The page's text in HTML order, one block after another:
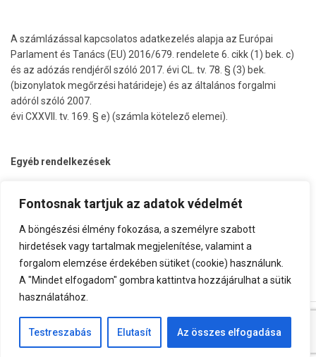
Fontosnak tartjuk az adatok védelmét
A böngészési élmény fokozása, a személyre szabott
hirdetések vagy tartalmak megjelenítése, valamint a
forgalom elemzése érdekében sütiket (cookie) használunk.
A "Mindet elfogadom" gombra kattintva hozzájárulhat a sütik
használatához.
Testreszabás Elutasít Az összes elfogadása
A számlázással kapcsolatos adatkezelés alapja az Európai
Parlament és Tanács (EU) 2016/679. rendelete 6. cikk (1) bek. c)
és az adózás rendjéről szóló 2017. évi CL. tv. 78. § (3) bek.
(bizonylatok megőrzési határideje) és az általános forgalmi
adóról szóló 2007.
évi CXXVII. tv. 169. § e) (számla kötelező elemei).
Egyéb rendelkezések
Jelen tájékoztató 2018. május 25-én lép hatályba és amint olyan
ismertté, amelyek miatt módosítanunk kell, felülvizsgáljuk a
tartalmat. Ha vállalkozásunk tevékenységi köre változik, vagy új
marketing eszközöket vezetünk be, szintén módosítjuk.
Top